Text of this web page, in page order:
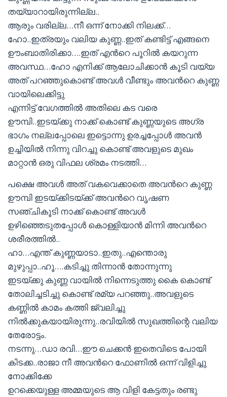
തയ്യാറായിരുന്നില്ല..
ആരും വരില്ല…നീ ഒന്ന് നോക്കി നിലക്ക്…
ഹോ..ഇത്രയും വലിയ കുണ്ണ..ഇത് കണ്ടിട്ട് എങ്ങനെ
ഊംബാതിരിക്കാ….ഇത് എന്‍റെ പൂറില്‍ കയറുന്ന
അവസ്ഥ…ഹോ എനിക്ക് ആലോചിക്കാന്‍ കൂടി വയ്യ
അത് പറഞ്ഞുകൊണ്ട് അവള്‍ വീണ്ടും അവന്‍റെ കുണ്ണ
വായിലെക്കിട്ടു
എന്നിട്ട് വേഗത്തില്‍ അതിലെ കട വരെ
ഊമ്പി..ഇടയ്ക്കു നാക്ക് കൊണ്ട് കുണ്ണയുടെ അഗ്ര
ഭാഗം നല്ലപ്പോലെ ഇട്ടൊന്നു ഉരച്ചപ്പോള്‍ അവന്‍
ഉച്ചിയില്‍ നിന്നു വിറച്ചു കൊണ്ട് അവളുടെ മുഖം
മാറ്റാന്‍ ഒരു വിഫല ശ്രമം നടത്തി…
പക്ഷെ അവള്‍ അത് വകവെക്കാതെ അവന്‍റെ കുണ്ണ
ഊമ്പി ഇടയ്ക്കിടയ്ക്ക് അവന്‍റെ വൃഷണ
സഞ്ചികൂടി നാക്ക് കൊണ്ട് അവള്‍
ഉഴിഞ്ഞെടുതപ്പോള്‍ കൊള്ളിയാന്‍ മിന്നി അവന്‍റെ
ശരീരത്തില്‍..
ഹാ…എന്ത് കുണ്ണയാടാ..ഇതു..എന്തൊരു
മുഴുപ്പാ..ഹൂ….കടിച്ചു തിന്നാന്‍ തോന്നുന്നു
ഇടയ്ക്കു കുണ്ണ വായില്‍ നിന്നെടുത്തു കൈ കൊണ്ട്
തോലിച്ചടിച്ചു കൊണ്ട് രമ്യ പറഞ്ഞു..അവളുടെ
കണ്ണില്‍ കാമം കത്തി ജ്വലിച്ചു
നില്‍ക്കുകയായിരുന്നു..രവിയില്‍ സുഖത്തിന്റെ വലിയ
തേരോട്ടം.
നടന്നു…ഡാ രവി…ഈ ചെക്കന്‍ ഇതെവിടെ പോയി
കിടക്ക..രാജാ നീ അവന്‍റെ ഫോണില്‍ ഒന്ന് വിളിച്ചു
നോക്കിക്കേ
ഉറക്കെയുള്ള അമ്മയുടെ ആ വിളി കേട്ടതും രണ്ടു